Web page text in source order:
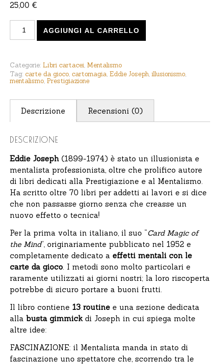
25,00 €
Eddie Joseph - Mentalismo con le carte da gioco
AGGIUNGI AL CARRELLO
Categorie: Libri cartacei, Mentalismo
Tag: carte da gioco, cartomagia, Eddie Joseph, illusionismo,
mentalismo, Prestigiazione
Descrizione Recensioni (0)
DESCRIZIONE
Eddie Joseph (1899-1974) è stato un illusionista e
mentalista professionista, oltre che prolifico autore
di libri dedicati alla Prestigiazione e al Mentalismo.
Ha scritto oltre 70 libri per addetti ai lavori e si dice
che non passasse giorno senza che creasse un
nuovo effetto o tecnica!
Per la prima volta in italiano, il suo “Card Magic of
the Mind”, originariamente pubblicato nel 1952 e
completamente dedicato a effetti mentali con le
carte da gioco. I metodi sono molto particolari e
raramente utilizzati ai giorni nostri; la loro riscoperta
potrebbe di sicuro portare a buoni frutti.
Il libro contiene 13 routine e una sezione dedicata
alla busta gimmickdi Joseph in cui spiega molte
altre idee:
FASCINAZIONE: il Mentalista manda in stato di
fascinazione uno spettatore che, scorrendo tra le